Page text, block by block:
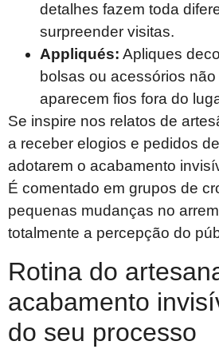
detalhes fazem toda
surpreender visitas.
Appliqués: Apliques
bolsas ou acessórios
aparecem fios fora do
Se inspire nos relatos de
a receber elogios e pedidos
adotarem o acabamento
É comentado em grupos de
pequenas mudanças no
totalmente a percepção do
Rotina do
acabamento
do seu processo